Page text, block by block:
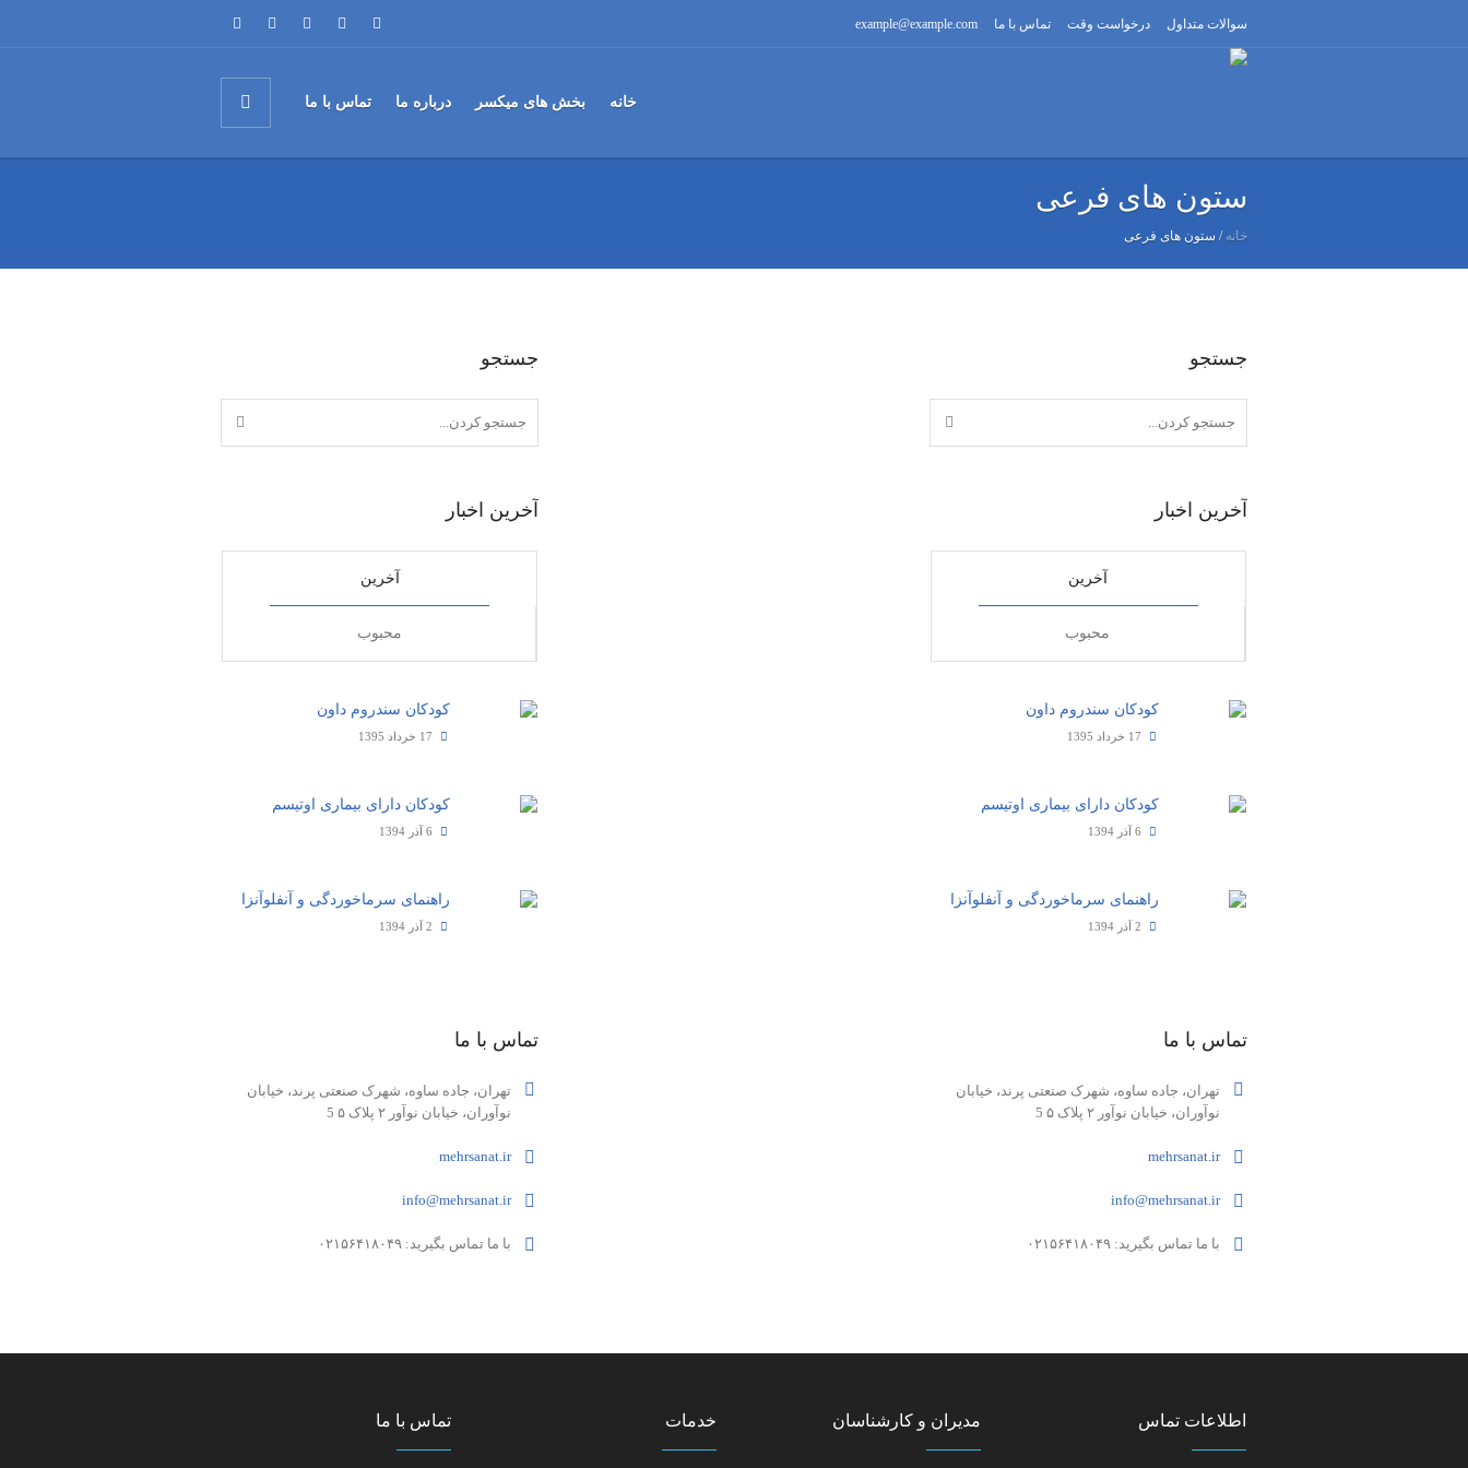
سوالات متداول درخواست وقت تماس با ما example@example.com
خانه بخش های میکسر درباره ما تماس با ما
ستون های فرعی
خانه / ستون های فرعی
جستجو
آخرین اخبار
آخرین
محبوب
کودکان سندروم داون
17 خرداد 1395
کودکان دارای بیماری اوتیسم
6 آذر 1394
راهنمای سرماخوردگی و آنفلوآنزا
2 آذر 1394
تماس با ما
تهران، جاده ساوه، شهرک صنعتی پرند، خیابان
نوآوران، خیابان نوآور ۲ پلاک ۵ 5
mehrsanat.ir
info@mehrsanat.ir
با ما تماس بگیرید: ۰۲۱۵۶۴۱۸۰۴۹
جستجو
آخرین اخبار
آخرین
محبوب
کودکان سندروم داون
17 خرداد 1395
کودکان دارای بیماری اوتیسم
6 آذر 1394
راهنمای سرماخوردگی و آنفلوآنزا
2 آذر 1394
تماس با ما
تهران، جاده ساوه، شهرک صنعتی پرند، خیابان
نوآوران، خیابان نوآور ۲ پلاک ۵ 5
mehrsanat.ir
info@mehrsanat.ir
با ما تماس بگیرید: ۰۲۱۵۶۴۱۸۰۴۹
اطلاعات تماس مدیران و کارشناسان خدمات تماس با ما